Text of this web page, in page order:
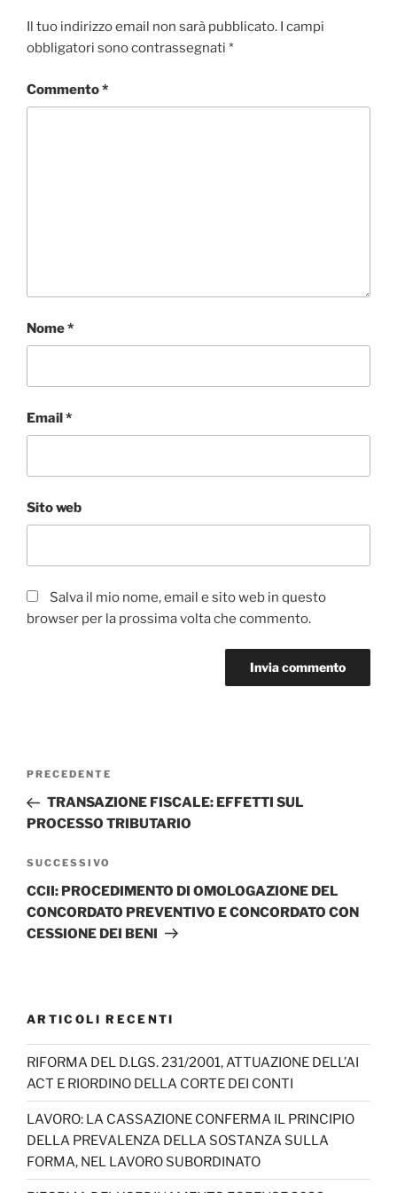
b
o
o
t
e
r
e
d
I
s
A
p
i
v
i
Il tuo indirizzo email non sarà pubblicato. I campi
obbligatori sono contrassegnati *
Commento*
Nome*
Email*
Sito web
Salva il mio nome, email e sito web in questo
browser per la prossima volta che commento.
Navigazione
Articolo
precedente:
PRECEDENTE
TRANSAZIONE FISCALE: EFFETTI SUL
PROCESSO TRIBUTARIO
Articolo
successivo
SUCCESSIVO
CCII: PROCEDIMENTO DI OMOLOGAZIONE DEL
CONCORDATO PREVENTIVO E CONCORDATO CON
CESSIONE DEI BENI
ARTICOLI RECENTI
RIFORMA DEL D.LGS. 231/2001, ATTUAZIONE DELL’AI
ACT E RIORDINO DELLA CORTE DEI CONTI
LAVORO: LA CASSAZIONE CONFERMA IL PRINCIPIO
DELLA PREVALENZA DELLA SOSTANZA SULLA
FORMA, NEL LAVORO SUBORDINATO